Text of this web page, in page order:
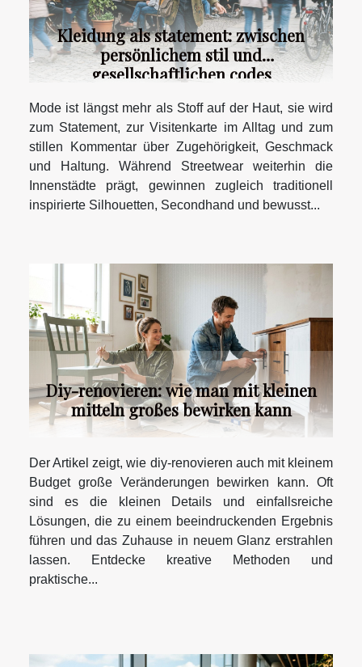
Kleidung als statement: zwischen
persönlichem stil und
gesellschaftlichen codes
Mode ist längst mehr als Stoff auf der Haut, sie wird
zum Statement, zur Visitenkarte im Alltag und zum
stillen Kommentar über Zugehörigkeit, Geschmack
und Haltung. Während Streetwear weiterhin die
Innenstädte prägt, gewinnen zugleich traditionell
inspirierte Silhouetten, Secondhand und bewusst...
Diy-renovieren: wie man mit kleinen
mitteln großes bewirken kann
Der Artikel zeigt, wie diy-renovieren auch mit kleinem
Budget große Veränderungen bewirken kann. Oft
sind es die kleinen Details und einfallsreiche
Lösungen, die zu einem beeindruckenden Ergebnis
führen und das Zuhause in neuem Glanz erstrahlen
lassen. Entdecke kreative Methoden und
praktische...